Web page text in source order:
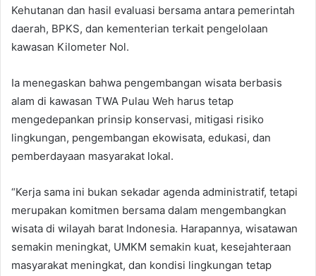
Kehutanan dan hasil evaluasi bersama antara pemerintah
daerah, BPKS, dan kementerian terkait pengelolaan
kawasan Kilometer Nol.
Ia menegaskan bahwa pengembangan wisata berbasis
alam di kawasan TWA Pulau Weh harus tetap
mengedepankan prinsip konservasi, mitigasi risiko
lingkungan, pengembangan ekowisata, edukasi, dan
pemberdayaan masyarakat lokal.
“Kerja sama ini bukan sekadar agenda administratif, tetapi
merupakan komitmen bersama dalam mengembangkan
wisata di wilayah barat Indonesia. Harapannya, wisatawan
semakin meningkat, UMKM semakin kuat, kesejahteraan
masyarakat meningkat, dan kondisi lingkungan tetap